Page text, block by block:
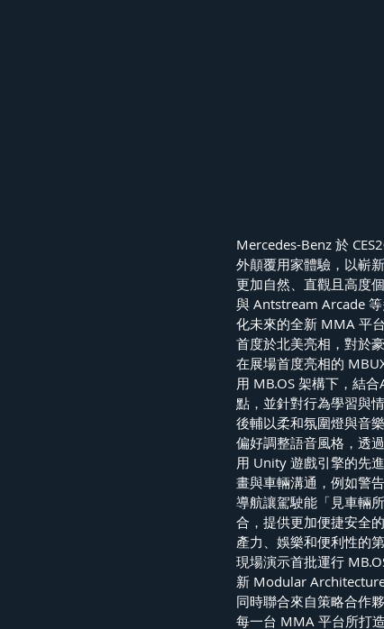
Mercedes-Benz 於
外顛覆用家體驗，以嶄
更加自然、直觀且高度
與 Antstream Arcade
化未來的全新 MMA 平
首度於北美亮相，對於
在展場首度亮相的
用 MB.OS 架構下，結
點，並針對行為學習與
後輔以柔和氛圍燈與音
偏好調整語音風格，透
用 Unity 遊戲引擎的先
畫與車輛溝通，例如警
導航讓駕駛能「見車輛
合，提供更加便捷安全
產力、娛樂和便利性的
現場演示首批運行
新 Modular
同時聯合來自策略合作
每一台 MMA 平台所打